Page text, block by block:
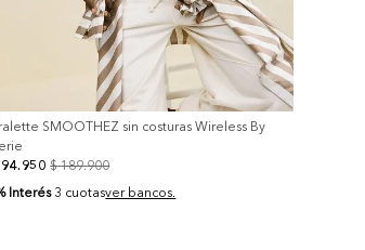
SMOOTHEZ sin costuras Wireless By
94. 950 $ 189.900
Interés 3 cuotasver bancos.